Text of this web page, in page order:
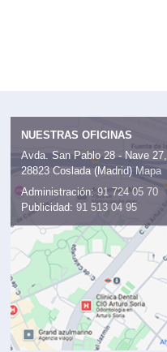
NUESTRAS OFICINAS
Avda. San Pablo 28 - Nave 27,
28823 Coslada (Madrid) Mapa
Administración: 91 724 05 70
Publicidad: 91 513 04 95